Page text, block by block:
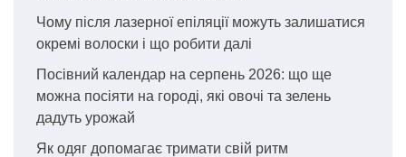
Чому після лазерної епіляції можуть залишатися
окремі волоски і що робити далі
Посівний календар на серпень 2026: що ще
можна посіяти на городі, які овочі та зелень
дадуть урожай
Як одяг допомагає тримати свій ритм